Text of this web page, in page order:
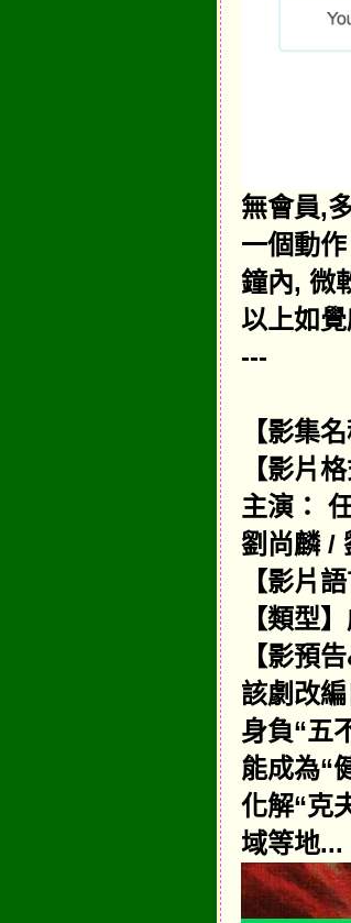
無會員,
一個動
鐘內, 微
以上如
---
【影集
【影片
主演：
劉尚麟 /
【影片
【類型
【影預
該劇改
身負“五
能成為“
化解“克
域等地...